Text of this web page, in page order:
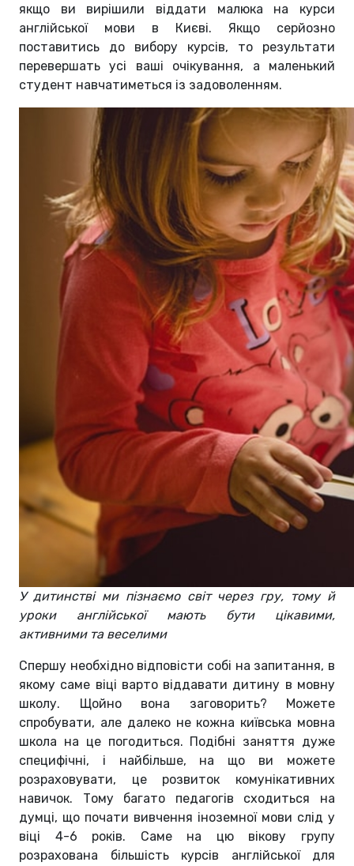
якщо ви вирішили віддати малюка на курси
англійської мови в Києві. Якщо серйозно
поставитись до вибору курсів, то результати
перевершать усі ваші очікування, а маленький
студент навчатиметься із задоволенням.
У дитинстві ми пізнаємо світ через гру, тому й
уроки англійської мають бути цікавими,
активними та веселими
Спершу необхідно відповісти собі на запитання, в
якому саме віці варто віддавати дитину в мовну
школу. Щойно вона заговорить? Можете
спробувати, але далеко не кожна київська мовна
школа на це погодиться. Подібні заняття дуже
специфічні, і найбільше, на що ви можете
розраховувати, це розвиток комунікативних
навичок. Тому багато педагогів сходиться на
думці, що почати вивчення іноземної мови слід у
віці 4-6 років. Саме на цю вікову групу
розрахована більшість курсів англійської для